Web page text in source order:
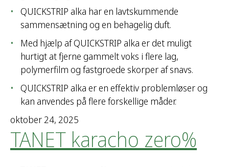
QUICKSTRIP alka har en lavtskummende
sammensætning og en behagelig duft.
Med hjælp af QUICKSTRIP alka er det muligt
hurtigt at fjerne gammelt voks i flere lag,
polymerfilm og fastgroede skorper af snavs.
QUICKSTRIP alka er en effektiv problemløser og
kan anvendes på flere forskellige måder.
oktober 24, 2025
TANET karacho zero%